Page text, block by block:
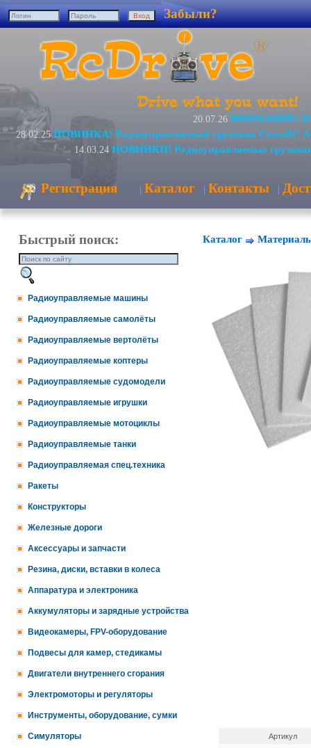
Забыли?
20.07.26 ВНИМАНИЕ!
28.02.25 НОВИНКА! Радиоуправляемый грузовик CrossRC
14.03.24 НОВИНКИ! Радиоуправляемые
Регистрация | Каталог | Контакты |
Быстрый поиск:
Радиоуправляемые машины
Радиоуправляемые самолёты
Радиоуправляемые вертолёты
Радиоуправляемые коптеры
Радиоуправляемые судомодели
Радиоуправляемые игрушки
Радиоуправляемые мотоциклы
Радиоуправляемые танки
Радиоуправляемая спец.техника
Ракеты
Конструкторы
Железные дороги
Аксессуары и запчасти
Резина, диски, вставки в колеса
Аппаратура и электроника
Аккумуляторы и зарядные устройства
Видеокамеры, FPV-оборудование
Подвесы для камер, стедикамы
Двигатели внутреннего сгорания
Электромоторы и регуляторы
Инструменты, оборудование, сумки
Симуляторы
Каталог
Артикул